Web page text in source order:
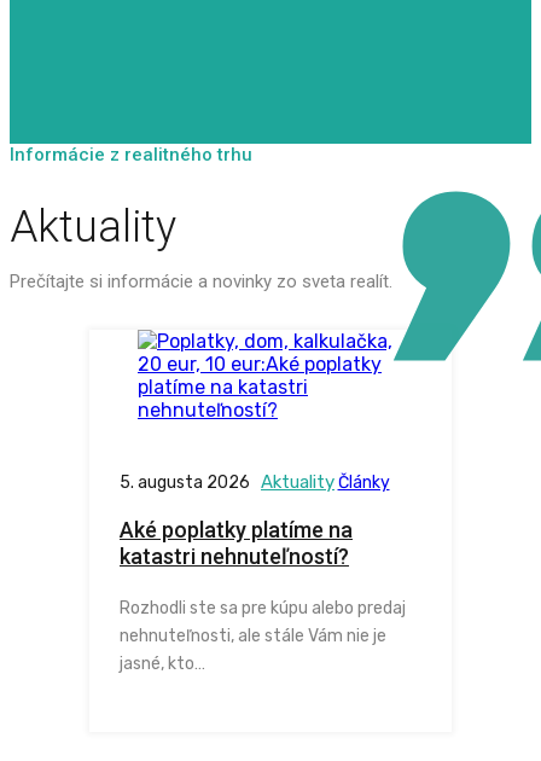
Informácie z realitného trhu
Aktuality
Prečítajte si informácie a novinky zo sveta realít.
5. augusta 2026 AktualityČlánky
Aké poplatky platíme na
katastri nehnuteľností?
Rozhodli ste sa pre kúpu alebo predaj
nehnuteľnosti, ale stále Vám nie je
jasné, kto…